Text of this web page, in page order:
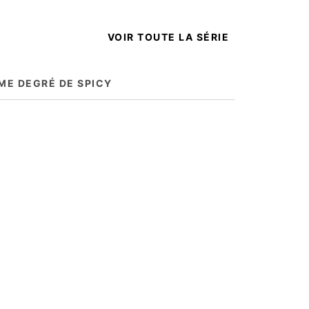
VOIR TOUTE LA SÉRIE
DEGRÉ DE SPICY